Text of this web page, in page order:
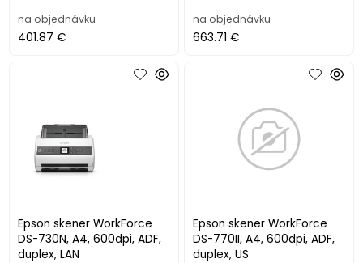
na objednávku
401.87 €
na objednávku
663.71 €
Epson skener WorkForce
DS-730N, A4, 600dpi, ADF,
duplex, LAN
Epson skener WorkForce
DS-770II, A4, 600dpi, ADF,
duplex, US